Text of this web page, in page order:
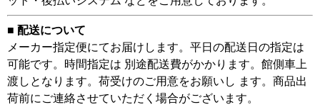
■ 配送について
メーカー指定便にてお届けします。平日の配送日の指定は
可能です。時間指定は 別途配送費がかかります。館側車上
渡しとなります。荷受けのご用意をお願いし ます。商品出
荷前にご連絡させていただく場合がございます。